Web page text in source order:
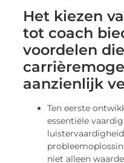
Het kiezen
tot coach
voordelen
aanzienlijk
Ten eerste
essentiële
niet alleen